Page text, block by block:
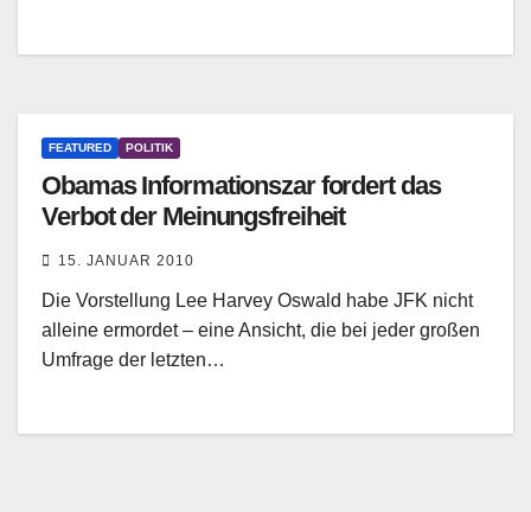
FEATURED POLITIK
Obamas Informationszar fordert das
Verbot der Meinungsfreiheit
15. JANUAR 2010
Die Vorstellung Lee Harvey Oswald habe JFK nicht
alleine ermordet – eine Ansicht, die bei jeder großen
Umfrage der letzten…